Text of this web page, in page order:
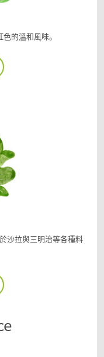
的溫和風味。
沙拉與三明治等各種料